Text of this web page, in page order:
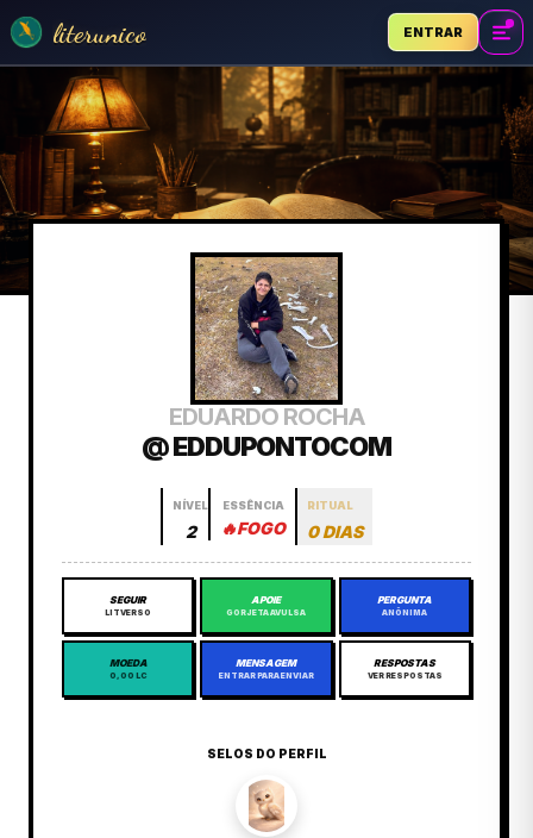
literunico ENTRAR
EDUARDO ROCHA
@ EDDUPONTOCOM
NÍVEL
2
ESSÊNCIA
🔥FOGO
RITUAL
0 DIAS
SEGUIR
LITVERSO
APOIE
GORJETA AVULSA
PERGUNTA
ANÔNIMA
MOEDA
0,00 LC
MENSAGEM
ENTRAR PARA ENVIAR
RESPOSTAS
VER RESPOSTAS
SELOS DO PERFIL